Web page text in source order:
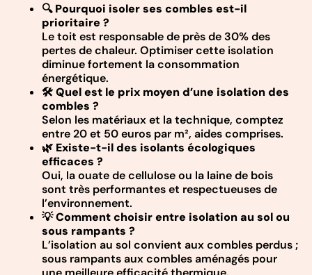
🔍 Pourquoi isoler ses combles est-il
prioritaire ?
Le toit est responsable de près de 30% des
pertes de chaleur. Optimiser cette isolation
diminue fortement la consommation
énergétique.
🛠️ Quel est le prix moyen d’une isolation des
combles ?
Selon les matériaux et la technique, comptez
entre 20 et 50 euros par m², aides comprises.
🌿 Existe-t-il des isolants écologiques
efficaces ?
Oui, la ouate de cellulose ou la laine de bois
sont très performantes et respectueuses de
l’environnement.
💡 Comment choisir entre isolation au sol ou
sous rampants ?
L’isolation au sol convient aux combles perdus ;
sous rampants aux combles aménagés pour